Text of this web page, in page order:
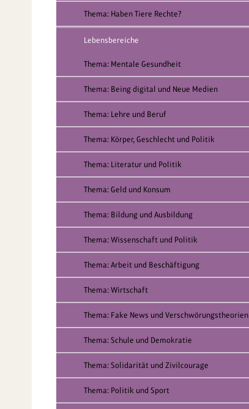
Thema: Haben Tiere Rechte?
Lebensbereiche
Thema: Mentale Gesundheit
Thema: Being digital und Neue Medien
Thema: Lehre und Beruf
Thema: Körper, Geschlecht und Politik
Thema: Literatur und Politik
Thema: Geld und Konsum
Thema: Bildung und Ausbildung
Thema: Wissenschaft und Politik
Thema: Arbeit und Beschäftigung
Thema: Wirtschaft
Thema: Fake News und Verschwörungstheorien
Thema: Schule und Demokratie
Thema: Solidarität und Zivilcourage
Thema: Politik und Sport